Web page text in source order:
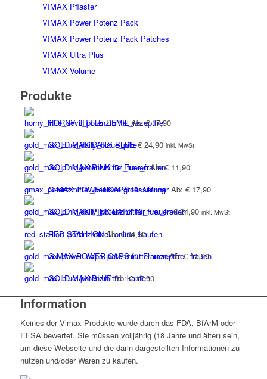
VIMAX Pflaster
VIMAX Power Potenz Pack
VIMAX Power Potenz Pack Patches
VIMAX Ultra Plus
VIMAX Volume
Produkte
HORNY LITTLE DEVIL Ab:€17,90
GOLD MAX DAILY BLUE €24,90 inkl. MwSt
GOLD MAX PINK für Frauen Ab:€11,90
G-MAX POWER CAPS für Männer Ab: €17,90
GOLD MAX PINK DAILY für Frauen €24,90 inkl. MwSt
RED STALLION Ab:€34,90
G-MAX POWER CAPS für Frauen Ab:€11,90
GOLD MAX BLUE Ab:€17,90
Information
Keines der Vimax Produkte wurde durch das FDA, BfArM oder
EFSA bewertet. Sie müssen volljährig (18 Jahre und älter) sein,
um diese Webseite und die darin dargestellten Informationen zu
nutzen und/oder Waren zu kaufen.